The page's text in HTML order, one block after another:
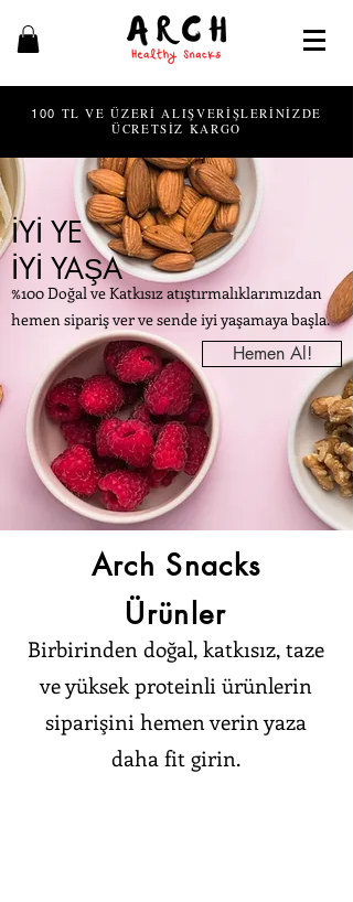
100 TL VE ÜZERİ ALIŞVERİŞLERİNİZDE
ÜCRETSİZ KARGO
İYİ YE
İYİ YAŞA
%100 Doğal ve Katkısız atıştırmalıklarımızdan
hemen sipariş ver ve sende iyi yaşamaya başla.
Hemen Al!
Arch Snacks
Ürünler
Birbirinden doğal, katkısız, taze
ve yüksek proteinli ürünlerin
siparişini hemen verin yaza
daha fit girin.